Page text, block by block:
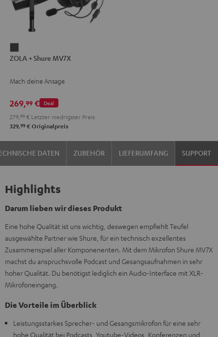
+
MV7X
Gray
ZOLA + Shure MV7X
Mach deine Ansage
Deal
269,99 €
279, 99 € Letzter niedrigster Preis
329,99 € Originalpreis
DATEN ZUBEHÖR LIEFERUMFANG SUPPORT
Highlights
Darum lieben wir dieses Produkt
Eine hohe Qualität ist uns wichtig, deswegen empfiehlt Teufel
ausgewählte Partner wie Shure, für ein technisch exzellentes
Zusammenspiel aller Komponenenten. Mit dem Mikrofon Shure MV7X
machst du anspruchsvolle Podcast und Gesangsaufnahmen in sehr
hoher Qualität. Du benötigst lediglich ein Audio-Interface mit XLR-
Mikrofoneingang.
Die Vorteile im Überblick
Leistungsstarkes Sprecher- und Gesangsmikrofon für eine sehr
hohe Qualität bei Podcasts, Youtube-Videos, Konferenzen und